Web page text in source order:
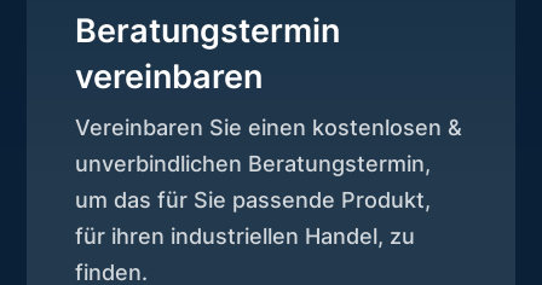
Beratungstermin
vereinbaren
Vereinbaren Sie einen kostenlosen &
unverbindlichen Beratungstermin,
um das für Sie passende Produkt,
für ihren industriellen Handel, zu
finden.